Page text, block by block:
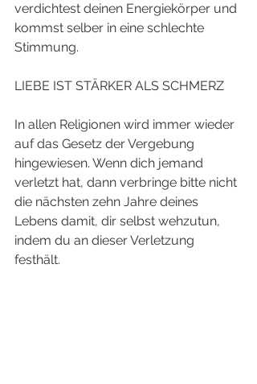
verdichtest deinen Energiekörper und
kommst selber in eine schlechte
Stimmung.
LIEBE IST STÄRKER ALS SCHMERZ
In allen Religionen wird immer wieder
auf das Gesetz der Vergebung
hingewiesen. Wenn dich jemand
verletzt hat, dann verbringe bitte nicht
die nächsten zehn Jahre deines
Lebens damit, dir selbst wehzutun,
indem du an dieser Verletzung
festhält.